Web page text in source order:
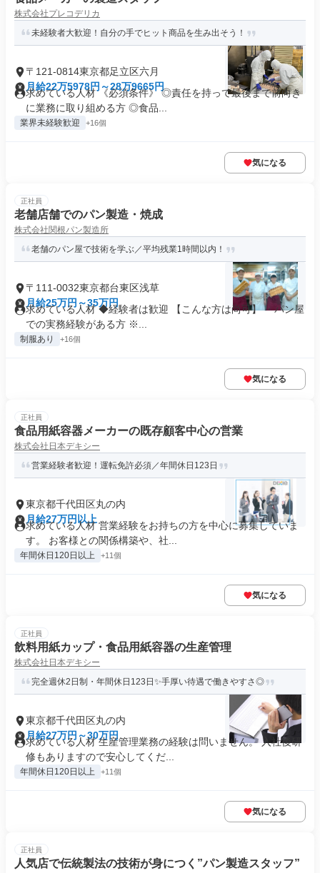
株式会社プレコデリカ
未経験者大歓迎！自分の手でヒット商品を生み出そう！
〒121-0814東京都足立区六月
月給22万5978円～28万9665円
求めている人材 《必須条件》 ◎責任を持って最後まで前向き
に業務に取り組める方 ◎食品...
業界未経験歓迎 +16個
気になる
正社員
老舗店舗でのパン製造・焼成
株式会社関根パン製造所
老舗のパン屋で技術を学ぶ／平均残業1時間以内！
〒111-0032東京都台東区浅草
月給25万円～35万円
求めている人材 ◆経験者は歓迎 【こんな方は尚可】 ・パン屋
での実務経験がある方 ※...
制服あり +16個
気になる
正社員
食品用紙容器メーカーの既存顧客中心の営業
株式会社日本デキシー
営業経験者歓迎！運転免許必須／年間休日123日
東京都千代田区丸の内
月給27万円以上
求めている人材 営業経験をお持ちの方を中心に募集していま
す。 お客様との関係構築や、社...
年間休日120日以上 +11個
気になる
正社員
飲料用紙カップ・食品用紙容器の生産管理
株式会社日本デキシー
完全週休2日制・年間休日123日✨手厚い待遇で働きやすさ◎
東京都千代田区丸の内
月給27万円～30万円
求めている人材 生産管理業務の経験は問いません。 入社後研
修もありますので安心してくだ...
年間休日120日以上 +11個
気になる
正社員
人気店で伝統製法の技術が身につく”パン製造スタッフ”